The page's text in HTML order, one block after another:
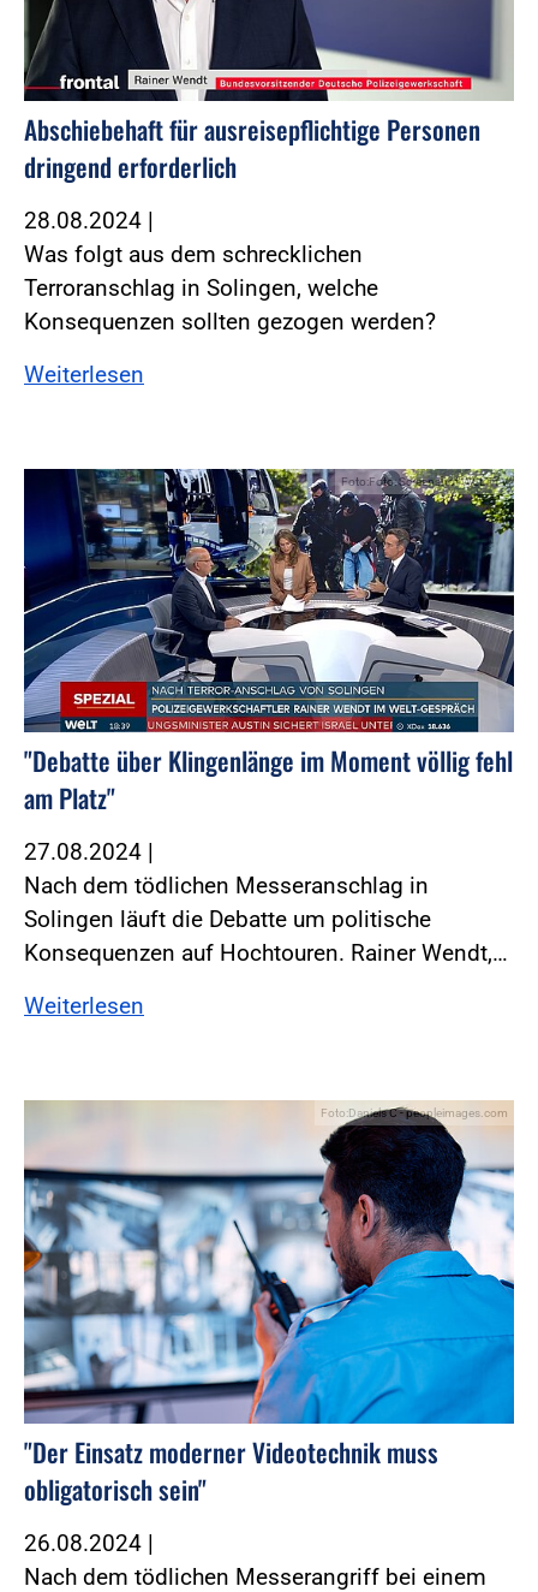
Abschiebehaft für ausreisepflichtige Personen
dringend erforderlich
28.08.2024 |
Was folgt aus dem schrecklichen
Terroranschlag in Solingen, welche
Konsequenzen sollten gezogen werden?
Weiterlesen
Foto:Foto: Screenshot WELT TV
"Debatte über Klingenlänge im Moment völlig fehl
am Platz"
27.08.2024 |
Nach dem tödlichen Messeranschlag in
Solingen läuft die Debatte um politische
Konsequenzen auf Hochtouren. Rainer Wendt,…
Weiterlesen
Foto:Daniels C - peopleimages.com
"Der Einsatz moderner Videotechnik muss
obligatorisch sein"
26.08.2024 |
Nach dem tödlichen Messerangriff bei einem